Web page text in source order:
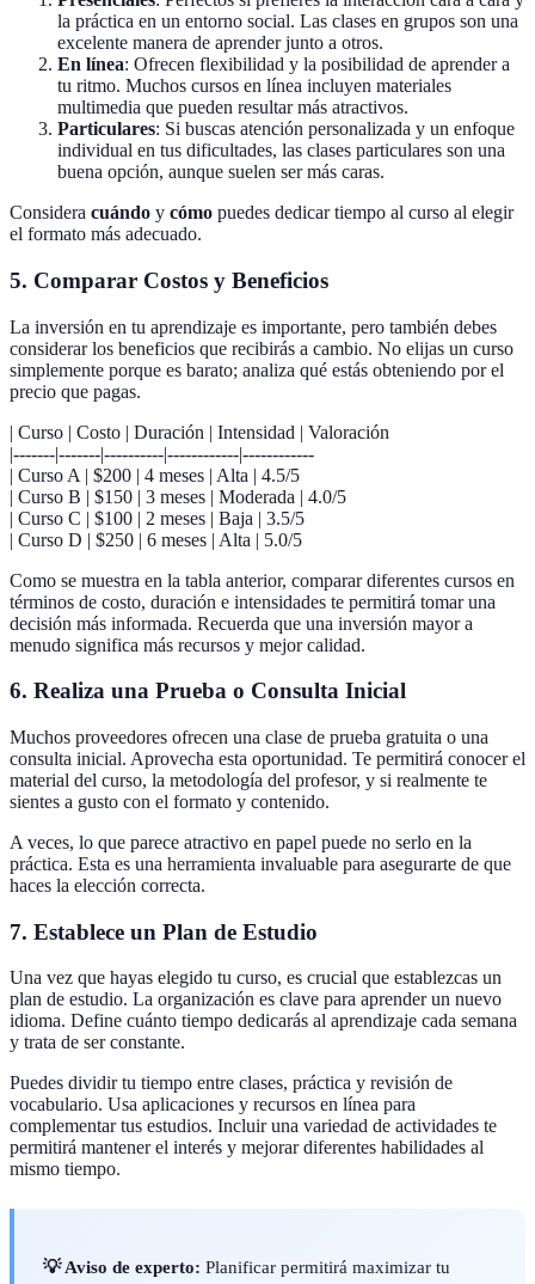
la práctica en un entorno social. Las clases en grupos son una
excelente manera de aprender junto a otros.
En línea: Ofrecen flexibilidad y la posibilidad de aprender a
tu ritmo. Muchos cursos en línea incluyen materiales
multimedia que pueden resultar más atractivos.
Particulares: Si buscas atención personalizada y un enfoque
individual en tus dificultades, las clases particulares son una
buena opción, aunque suelen ser más caras.
Considera cuándo y cómo puedes dedicar tiempo al curso al elegir
el formato más adecuado.
5. Comparar Costos y Beneficios
La inversión en tu aprendizaje es importante, pero también debes
considerar los beneficios que recibirás a cambio. No elijas un curso
simplemente porque es barato; analiza qué estás obteniendo por el
precio que pagas.
| Curso | Costo | Duración | Intensidad | Valoración
|-------|-------|----------|------------|------------
| Curso A | $200 | 4 meses | Alta | 4.5/5
| Curso B | $150 | 3 meses | Moderada | 4.0/5
| Curso C | $100 | 2 meses | Baja | 3.5/5
| Curso D | $250 | 6 meses | Alta | 5.0/5
Como se muestra en la tabla anterior, comparar diferentes cursos en
términos de costo, duración e intensidades te permitirá tomar una
decisión más informada. Recuerda que una inversión mayor a
menudo significa más recursos y mejor calidad.
6. Realiza una Prueba o Consulta Inicial
Muchos proveedores ofrecen una clase de prueba gratuita o una
consulta inicial. Aprovecha esta oportunidad. Te permitirá conocer el
material del curso, la metodología del profesor, y si realmente te
sientes a gusto con el formato y contenido.
A veces, lo que parece atractivo en papel puede no serlo en la
práctica. Esta es una herramienta invaluable para asegurarte de que
haces la elección correcta.
7. Establece un Plan de Estudio
Una vez que hayas elegido tu curso, es crucial que establezcas un
plan de estudio. La organización es clave para aprender un nuevo
idioma. Define cuánto tiempo dedicarás al aprendizaje cada semana
y trata de ser constante.
Puedes dividir tu tiempo entre clases, práctica y revisión de
vocabulario. Usa aplicaciones y recursos en línea para
complementar tus estudios. Incluir una variedad de actividades te
permitirá mantener el interés y mejorar diferentes habilidades al
mismo tiempo.
💡 Aviso de experto: Planificar permitirá maximizar tu